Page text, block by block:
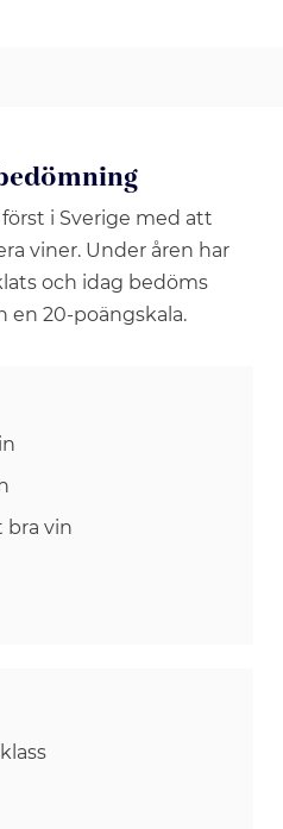
i Sverige med att
viner. Under åren har
och idag bedöms
en 20-poängskala.
bra vin